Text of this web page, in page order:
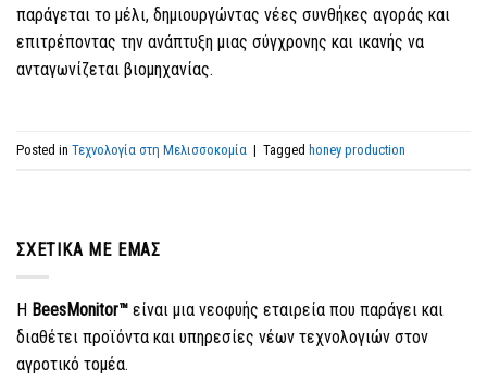
παράγεται το μέλι, δημιουργώντας νέες συνθήκες αγοράς και
επιτρέποντας την ανάπτυξη μιας σύγχρονης και ικανής να
ανταγωνίζεται βιομηχανίας.
Posted in Τεχνολογία στη Μελισσοκομία | Tagged honey production
ΣΧΕΤΙΚΆ ΜΕ ΕΜΆΣ
Η BeesMonitor™ είναι μια νεοφυής εταιρεία που παράγει και
διαθέτει προϊόντα και υπηρεσίες νέων τεχνολογιών στον
αγροτικό τομέα.